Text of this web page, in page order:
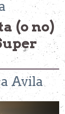
(o no)
Avila